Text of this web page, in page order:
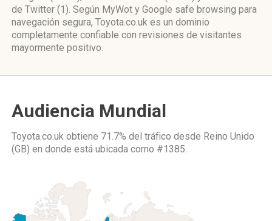
de Twitter (1). Según MyWot y Google safe browsing para
navegación segura, Toyota.co.uk es un dominio
completamente confiable con revisiones de visitantes
mayormente positivo.
Audiencia Mundial
Toyota.co.uk obtiene 71.7% del tráfico desde Reino Unido
(GB) en donde está ubicada como #1385.